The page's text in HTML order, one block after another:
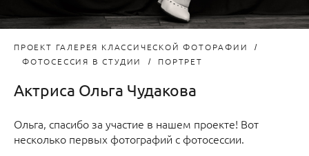
ПРОЕКТ ГАЛЕРЕЯ КЛАССИЧЕСКОЙ ФОТОРАФИИ
ФОТОСЕССИЯ В СТУДИИ
ПОРТРЕТ
Актриса Ольга Чудакова
Ольга, спасибо за участие в нашем проекте! Вот
несколько первых фотографий с фотосессии.